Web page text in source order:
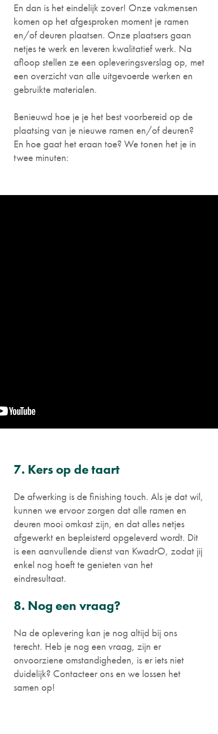
En dan is het eindelijk zover! Onze vakmensen
komen op het afgesproken moment je ramen
en/of deuren plaatsen. Onze plaatsers gaan
netjes te werk en leveren kwalitatief werk. Na
afloop stellen ze een opleveringsverslag op, met
een overzicht van alle uitgevoerde werken en
gebruikte materialen.
Benieuwd hoe je je het best voorbereid op de
plaatsing van je nieuwe ramen en/of deuren?
En hoe gaat het eraan toe? We tonen het je in
twee minuten:
7. Kers op de taart
De afwerking is de finishing touch. Als je dat wil,
kunnen we ervoor zorgen dat alle ramen en
deuren mooi omkast zijn, en dat alles netjes
afgewerkt en bepleisterd opgeleverd wordt. Dit
is een aanvullende dienst van KwadrO, zodat jij
enkel nog hoeft te genieten van het
eindresultaat.
8. Nog een vraag?
Na de oplevering kan je nog altijd bij ons
terecht. Heb je nog een vraag, zijn er
onvoorziene omstandigheden, is er iets niet
duidelijk? Contacteer ons en we lossen het
samen op!